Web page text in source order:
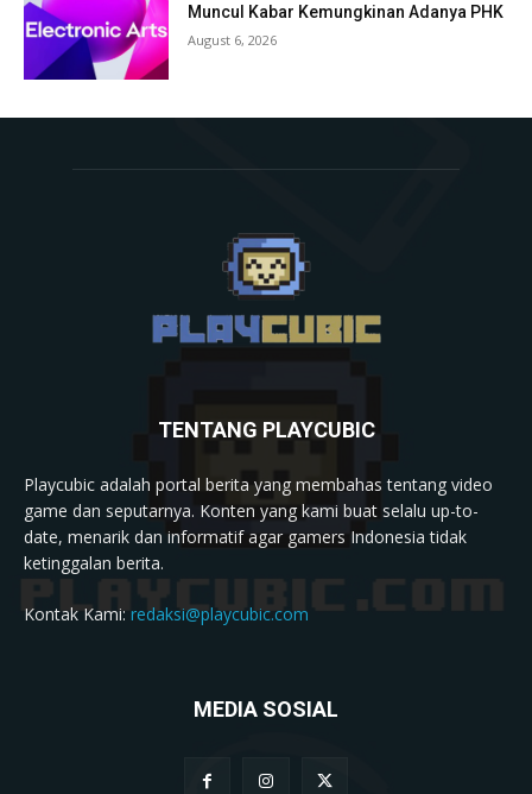
Muncul Kabar Kemungkinan Adanya PHK
August 6, 2026
TENTANG PLAYCUBIC
Playcubic adalah portal berita yang membahas tentang video
game dan seputarnya. Konten yang kami buat selalu up-to-
date, menarik dan informatif agar gamers Indonesia tidak
ketinggalan berita.
Kontak Kami:redaksi@playcubic.com
MEDIA SOSIAL